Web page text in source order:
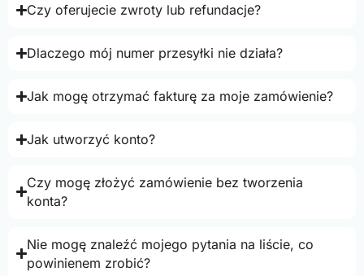
Czy oferujecie zwroty lub refundacje?
Dlaczego mój numer przesyłki nie działa?
Jak mogę otrzymać fakturę za moje zamówienie?
Jak utworzyć konto?
Czy mogę złożyć zamówienie bez tworzenia
konta?
Nie mogę znaleźć mojego pytania na liście, co
powinienem zrobić?